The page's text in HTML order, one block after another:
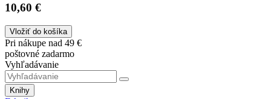
10,60 €
Vložiť do košíka
Pri nákupe nad 49 €
poštovné zadarmo
Vyhľadávanie
Knihy